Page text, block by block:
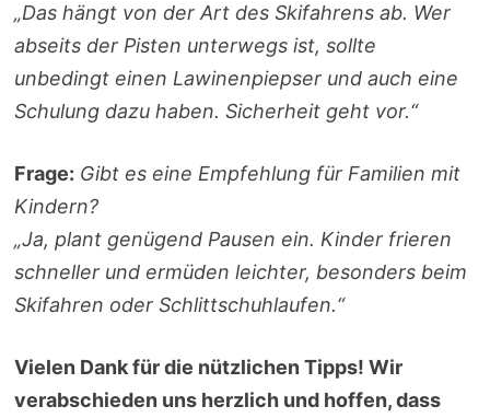
„Das hängt von der Art des Skifahrens ab. Wer
abseits der Pisten unterwegs ist, sollte
unbedingt einen Lawinenpiepser und auch eine
Schulung dazu haben. Sicherheit geht vor.“
Frage: Gibt es eine Empfehlung für Familien mit
Kindern?
„Ja, plant genügend Pausen ein. Kinder frieren
schneller und ermüden leichter, besonders beim
Skifahren oder Schlittschuhlaufen.“
Vielen Dank für die nützlichen Tipps! Wir
verabschieden uns herzlich und hoffen, dass